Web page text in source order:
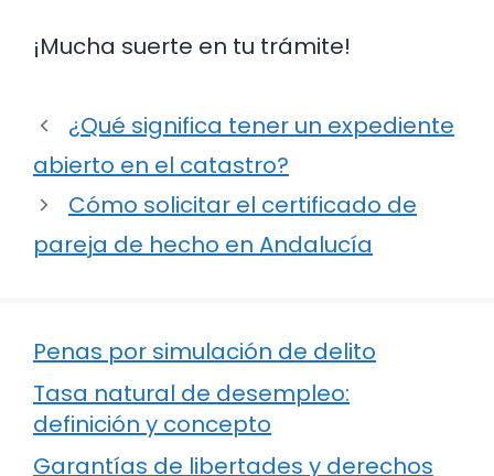
¡Mucha suerte en tu trámite!
¿Qué significa tener un expediente
abierto en el catastro?
Cómo solicitar el certificado de
pareja de hecho en Andalucía
Penas por simulación de delito
Tasa natural de desempleo:
definición y concepto
Garantías de libertades y derechos